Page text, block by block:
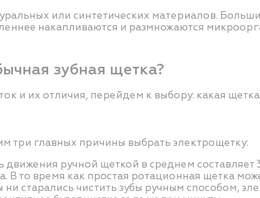
или синтетических материалов.
накапливаются и размножаются
зубная щетка?
и их отличия, перейдем к выбору: какая
три главных причины выбрать электрощетку:
движения ручной щеткой в среднем составляет
В то время как простая ротационная щетка
старались чистить зубы ручным способом,